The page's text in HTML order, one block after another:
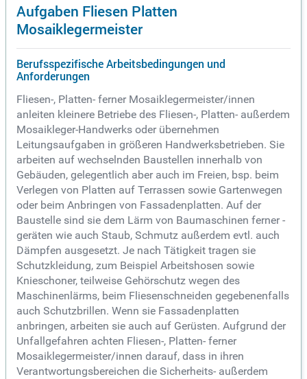
Aufgaben Fliesen Platten
Mosaiklegermeister
Berufsspezifische Arbeitsbedingungen und
Anforderungen
Fliesen-, Platten- ferner Mosaiklegermeister/innen
anleiten kleinere Betriebe des Fliesen-, Platten- außerdem
Mosaikleger-Handwerks oder übernehmen
Leitungsaufgaben in größeren Handwerksbetrieben. Sie
arbeiten auf wechselnden Baustellen innerhalb von
Gebäuden, gelegentlich aber auch im Freien, bsp. beim
Verlegen von Platten auf Terrassen sowie Gartenwegen
oder beim Anbringen von Fassadenplatten. Auf der
Baustelle sind sie dem Lärm von Baumaschinen ferner -
geräten wie auch Staub, Schmutz außerdem evtl. auch
Dämpfen ausgesetzt. Je nach Tätigkeit tragen sie
Schutzkleidung, zum Beispiel Arbeitshosen sowie
Knieschoner, teilweise Gehörschutz wegen des
Maschinenlärms, beim Fliesenschneiden gegebenenfalls
auch Schutzbrillen. Wenn sie Fassadenplatten
anbringen, arbeiten sie auch auf Gerüsten. Aufgrund der
Unfallgefahren achten Fliesen-, Platten- ferner
Mosaiklegermeister/innen darauf, dass in ihren
Verantwortungsbereichen die Sicherheits- außerdem